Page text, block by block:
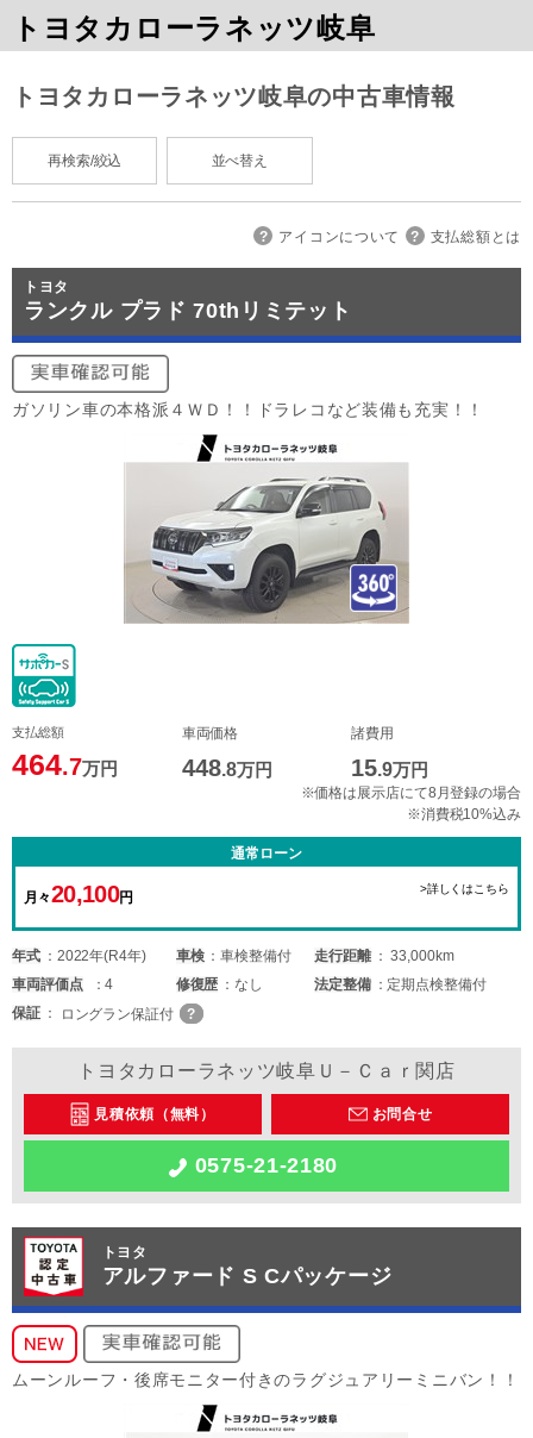
トヨタカローラネッツ岐阜
トヨタカローラネッツ岐阜の中古車情報
再検索/絞込 並べ替え
アイコンについて 支払総額とは
トヨタ
ランクル プラド 70thリミテット
ガソリン車の本格派４ＷＤ！！ドラレコなど装備も充実！！
支払総額
464.7万円
車両価格
448.8万円
諸費用
15.9万円
※価格は展示店にて8月登録の場合
※消費税10%込み
通常ローン
月々20,100円
>詳しくはこちら
年式 2022年(R4年) 車検 車検整備付 走行距離
33,000km
車両評価点 4 修復歴 なし 法定整備
定期点検整備付
保証
ロングラン保証付
トヨタカローラネッツ岐阜Ｕ－Ｃａｒ関店
見積依頼（無料） お問合せ
0575-21-2180
トヨタ
アルファード S Cパッケージ
ムーンルーフ・後席モニター付きのラグジュアリーミニバン！！